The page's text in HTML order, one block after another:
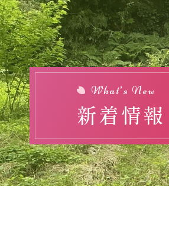
学校紹介
校長挨拶
校訓・教育理
歴史・沿革
施設紹介
防災対策
What’s New
新着情報